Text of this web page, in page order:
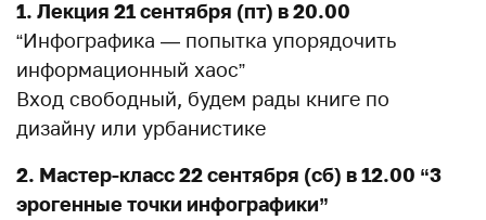
1. Лекция 21 сентября (пт) в 20.00
“Инфографика — попытка упорядочить
информационный хаос”
Вход свободный, будем рады книге по
дизайну или урбанистике
2. Мастер-класс 22 сентября (сб) в 12.00 “3
эрогенные точки инфографики”